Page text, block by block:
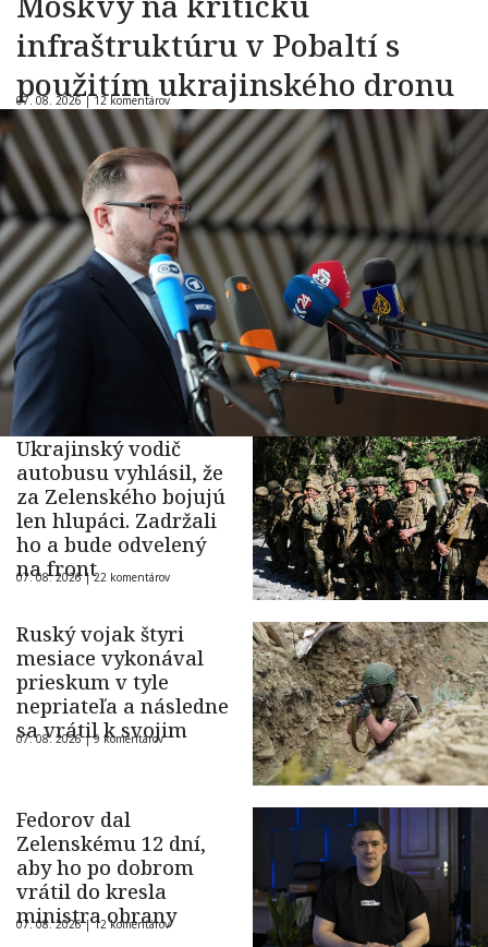
infraštruktúru v Pobaltí s
použitím ukrajinského dronu
07. 08. 2026 |12 komentárov
Ukrajinský vodič
autobusu vyhlásil, že
za Zelenského bojujú
len hlupáci. Zadržali
ho a bude odvelený
na front
07. 08. 2026 |22 komentárov
Ruský vojak štyri
mesiace vykonával
prieskum v tyle
nepriateľa a následne
sa vrátil k svojim
07. 08. 2026 |9 komentárov
Fedorov dal
Zelenskému 12 dní,
aby ho po dobrom
vrátil do kresla
ministra obrany
07. 08. 2026 |12 komentárov